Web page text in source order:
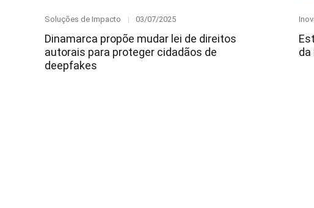
Category
Soluções de Impacto
Posted
03/07/2025
Dinamarca propõe mudar lei de direitos
autorais para proteger cidadãos de
deepfakes
da